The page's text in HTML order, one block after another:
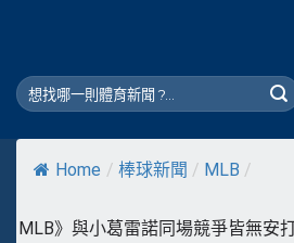
Home / 棒球新聞 / MLB /
MLB》與小葛雷諾同場競爭皆無安